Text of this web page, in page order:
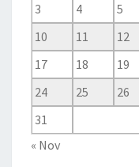
3
4 5
10
11 12
17
18 19
24
25 26
31
« Nov